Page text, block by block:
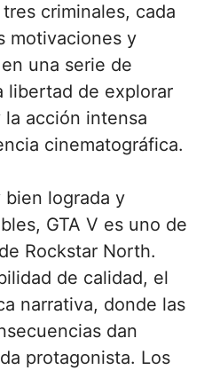
criminales, cada
motivaciones y
una serie de
libertad de explorar
acción intensa
cinematográfica.
bien lograda y
GTA V es uno de
Rockstar North.
de calidad, el
narrativa, donde las
dan
protagonista. Los